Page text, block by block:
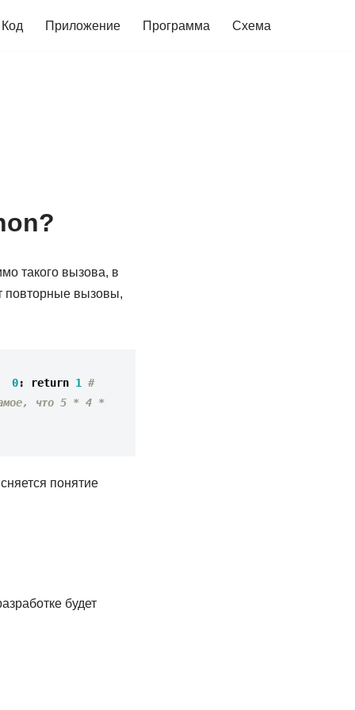
Код Приложение Программа Схема
такого вызова, в
повторные вызовы,
0: return 1
#
что 5 * 4 *
понятие
будет